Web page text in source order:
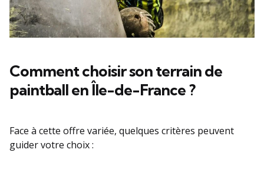
Comment choisir son terrain de
paintball en Île-de-France ?
Face à cette offre variée, quelques critères peuvent
guider votre choix :